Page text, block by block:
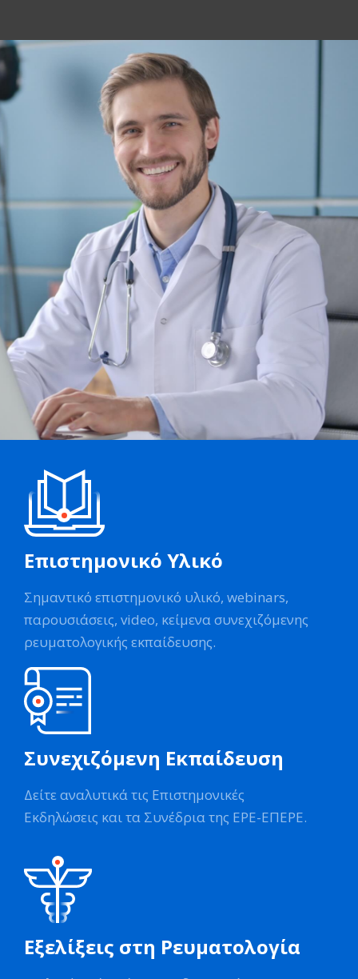
Επιστημονικό Υλικό
Σημαντικό επιστημονικό υλικό, webinars,
παρουσιάσεις, video, κείμενα συνεχιζόμενης
ρευματολογικής εκπαίδευσης.
Συνεχιζόμενη Εκπαίδευση
Δείτε αναλυτικά τις Επιστημονικές
Εκδηλώσεις και τα Συνέδρια της ΕΡΕ-ΕΠΕΡΕ.
Εξελίξεις στη Ρευματολογία